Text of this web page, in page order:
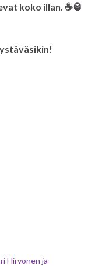
koko illan. ☕🥃
Hirvonen ja